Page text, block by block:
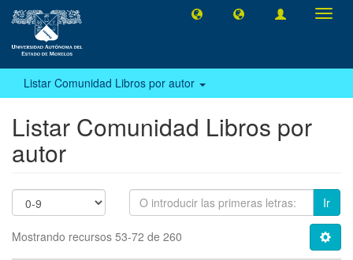
Listar Comunidad Libros por autor
Listar Comunidad Libros por
autor
Ir
Mostrando recursos 53-72 de 260